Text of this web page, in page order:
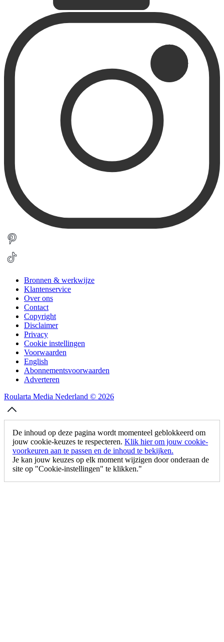
Bronnen & werkwijze
Klantenservice
Over ons
Contact
Copyright
Disclaimer
Privacy
Cookie instellingen
Voorwaarden
English
Abonnementsvoorwaarden
Adverteren
Roularta Media Nederland © 2026
De inhoud op deze pagina wordt momenteel geblokkeerd om
jouw cookie-keuzes te respecteren. Klik hier om jouw cookie-
voorkeuren aan te passen en de inhoud te bekijken.
Je kan jouw keuzes op elk moment wijzigen door onderaan de
site op "Cookie-instellingen" te klikken."